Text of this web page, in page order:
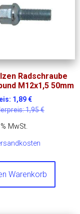
Radschraube
M12x1,5 50mm
1,89€
1,95€
MwSt.
Warenkorb